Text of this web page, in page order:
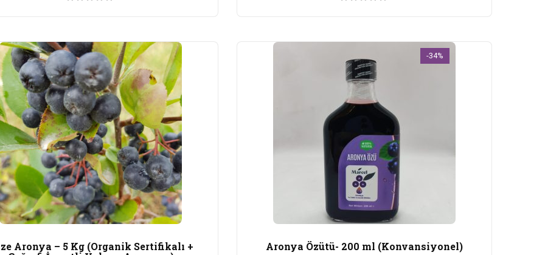
Aronya – 5 Kg (Organik Sertifikalı +
-34%
Aronya Özütü- 200 ml (Konvansiyonel)